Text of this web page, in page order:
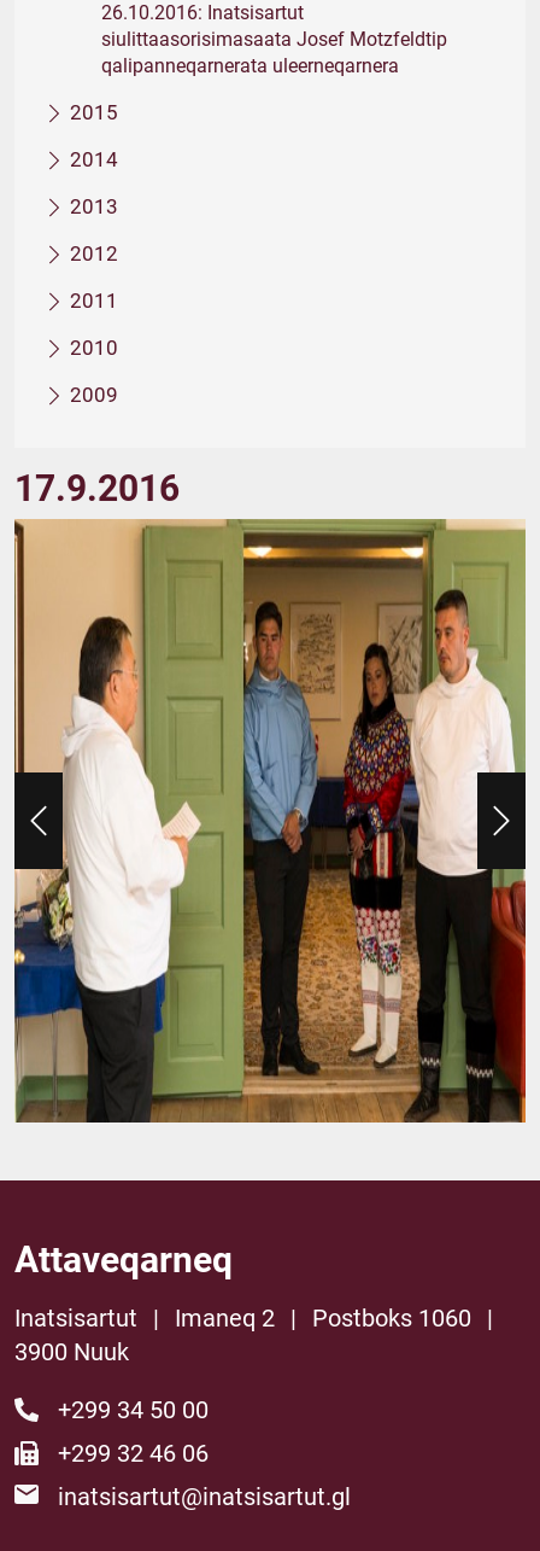
26.10.2016: Inatsisartut
siulittaasorisimasaata Josef Motzfeldtip
qalipanneqarnerata uleerneqarnera
2015
2014
2013
2012
2011
2010
2009
17.9.2016
Attaveqarneq
Inatsisartut | Imaneq 2 | Postboks 1060
|
3900 Nuuk
+299 34 50 00
+299 32 46 06
inatsisartut@inatsisartut.gl